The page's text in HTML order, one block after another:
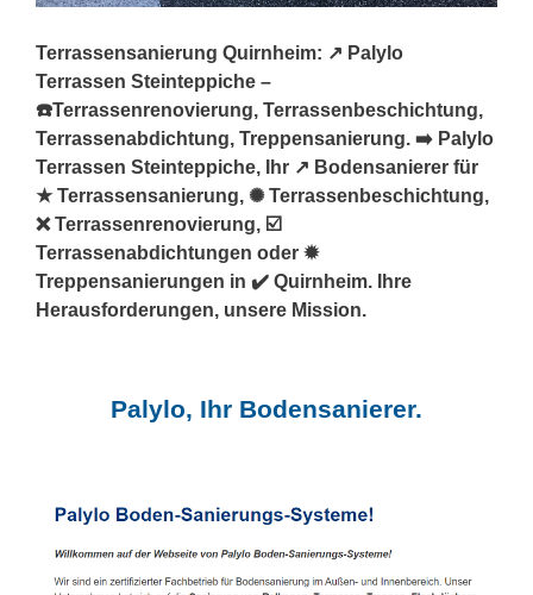
Terrassensanierung Quirnheim: ↗️ Palylo
Terrassen Steinteppiche –
☎️Terrassenrenovierung, Terrassenbeschichtung,
Terrassenabdichtung, Treppensanierung. ➡️ Palylo
Terrassen Steinteppiche, Ihr ↗️ Bodensanierer für
★ Terrassensanierung, ✺ Terrassenbeschichtung,
❌ Terrassenrenovierung, ☑️
Terrassenabdichtungen oder ✹
Treppensanierungen in ✔️ Quirnheim. Ihre
Herausforderungen, unsere Mission.
Palylo, Ihr Bodensanierer.